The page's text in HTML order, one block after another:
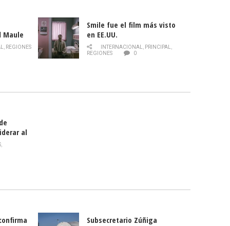
Maule
de la
, REGIONES
Smile fue el film más visto
en EE.UU.
INTERNACIONAL, PRINCIPAL,
REGIONES
0
al
,
Subsecretario Zúñiga